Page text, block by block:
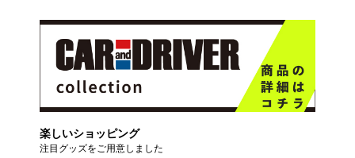
楽しいショッピング
注目グッズをご用意しました